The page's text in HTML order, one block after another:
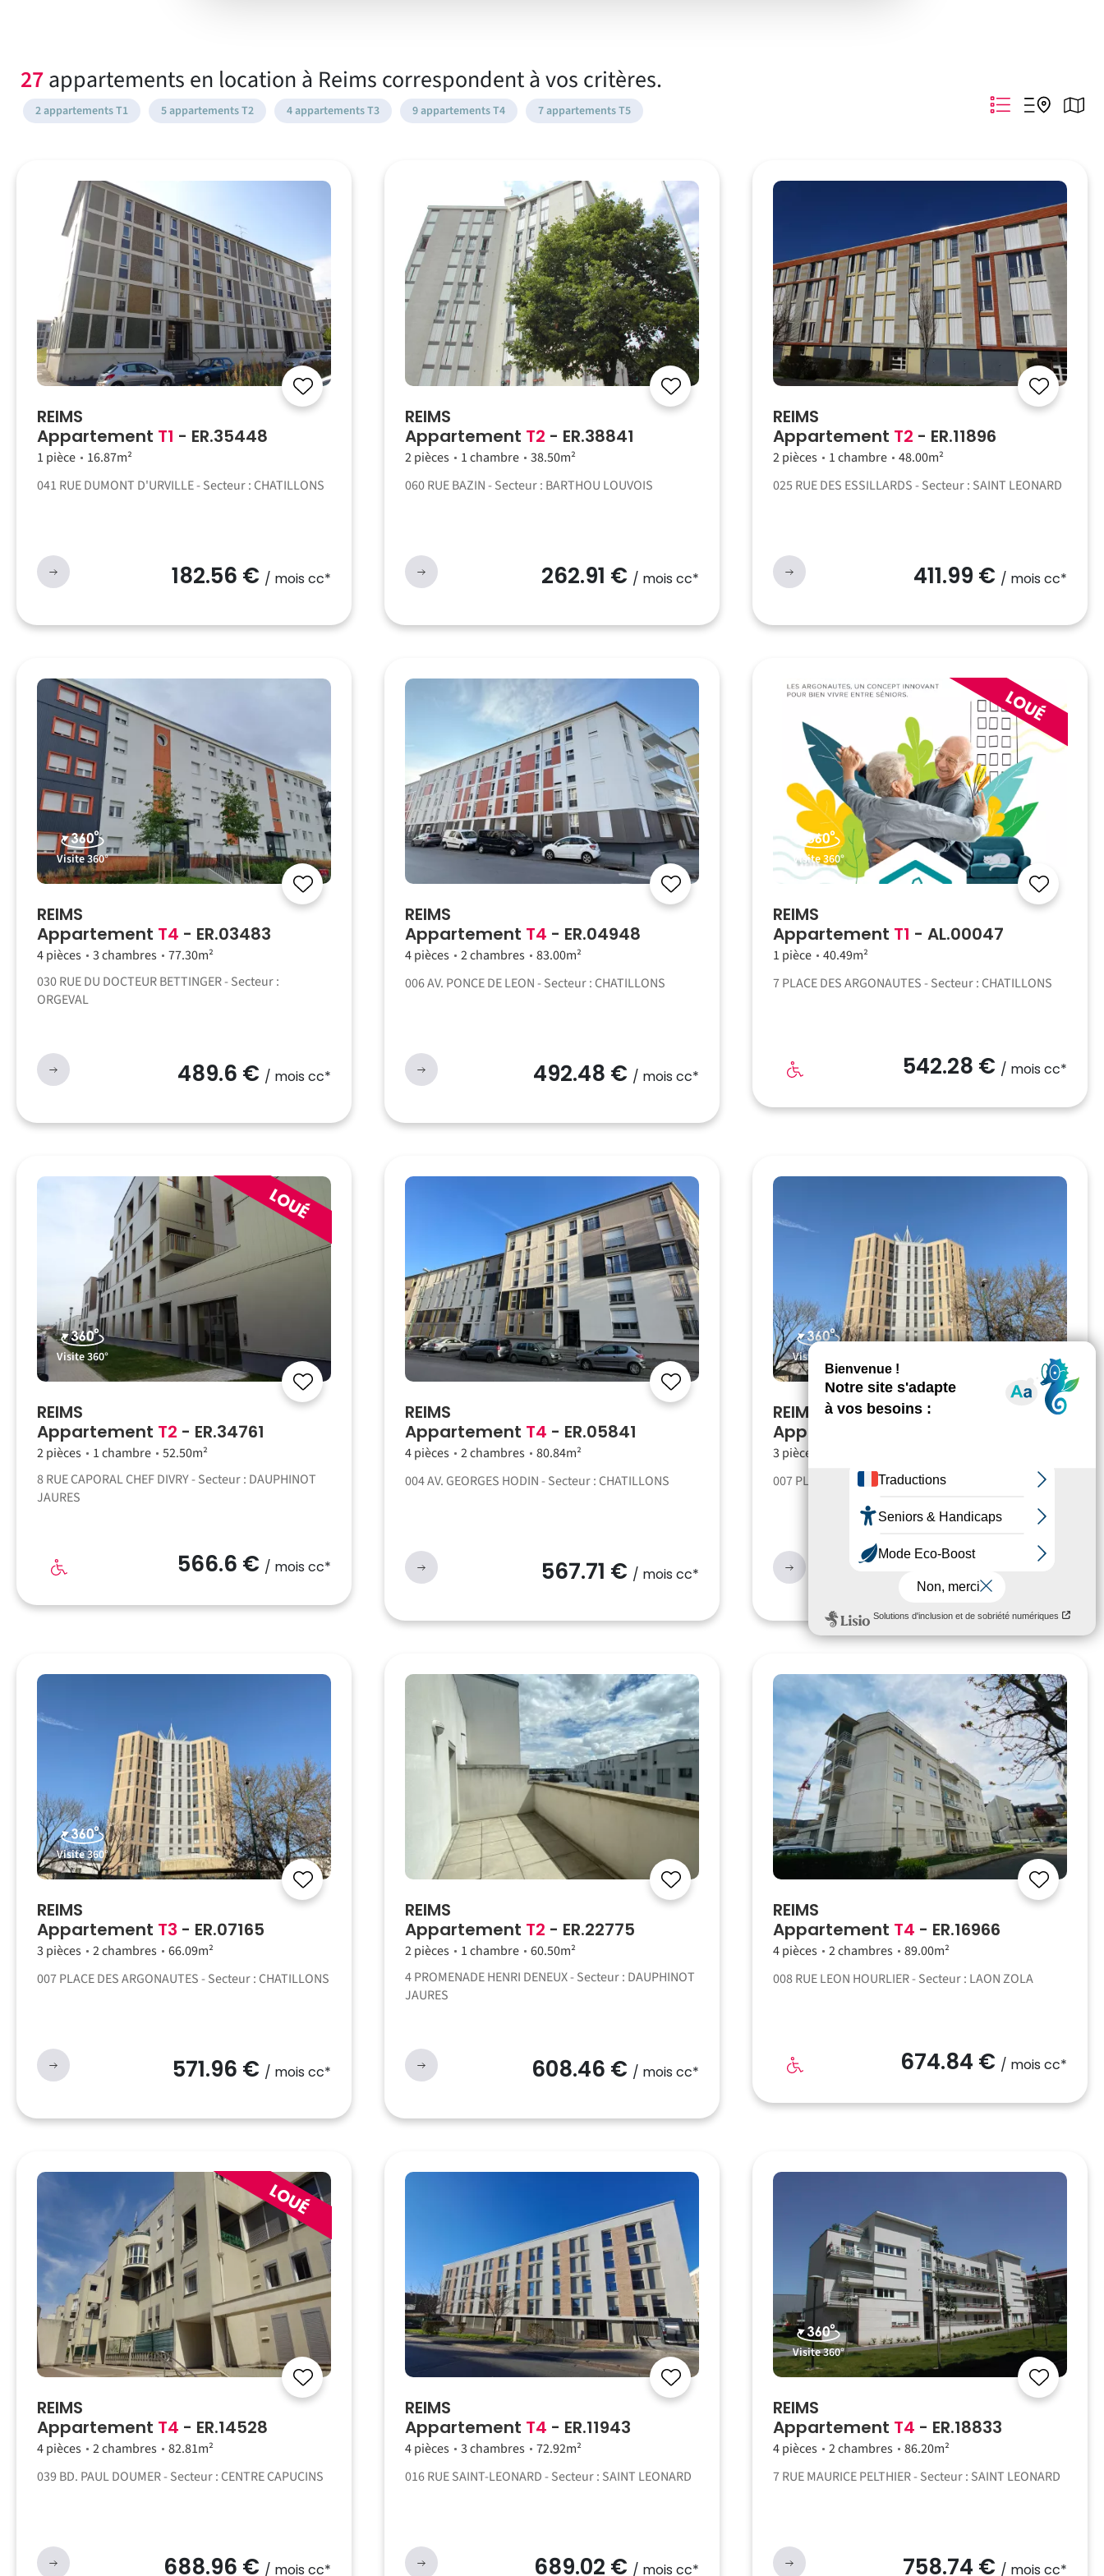
27appartements en location à Reims correspondent à vos critères.
2 appartements T1 5 appartements T2 4 appartements T3 9 appartements T4 7 appartements T5
REIMS
Appartement T1 - ER.35448
1 pièce
16.87m²
041 RUE DUMONT D'URVILLE - Secteur : CHATILLONS
182.56 € / mois cc*
REIMS
Appartement T2 - ER.38841
2 pièces 1 chambre
38.50m²
060 RUE BAZIN - Secteur : BARTHOU LOUVOIS
262.91 € / mois cc*
REIMS
Appartement T2 - ER.11896
2 pièces 1 chambre
48.00m²
025 RUE DES ESSILLARDS - Secteur : SAINT LEONARD
411.99 € / mois cc*
Visite 360°
REIMS
Appartement T4 - ER.03483
4 pièces 3 chambres
77.30m²
030 RUE DU DOCTEUR BETTINGER - Secteur :
ORGEVAL
489.6 € / mois cc*
REIMS
Appartement T4 - ER.04948
4 pièces 2 chambres
83.00m²
006 AV. PONCE DE LEON - Secteur : CHATILLONS
492.48 € / mois cc*
Visite 360°
REIMS
Appartement T1 - AL.00047
1 pièce
40.49m²
7 PLACE DES ARGONAUTES - Secteur : CHATILLONS
542.28 € / mois cc*
Visite 360°
REIMS
Appartement T2 - ER.34761
2 pièces 1 chambre
52.50m²
8 RUE CAPORAL CHEF DIVRY - Secteur : DAUPHINOT
JAURES
566.6 € / mois cc*
REIMS
Appartement T4 - ER.05841
4 pièces 2 chambres
80.84m²
004 AV. GEORGES HODIN - Secteur : CHATILLONS
567.71 € / mois cc*
Visite 360°
REIMS
Appartement
3 pièces
007 PLACE DES ARGONAUTES - Secteur : CHATILLONS
Visite 360°
REIMS
Appartement T3 - ER.07165
3 pièces 2 chambres
66.09m²
007 PLACE DES ARGONAUTES - Secteur : CHATILLONS
571.96 € / mois cc*
REIMS
Appartement T2 - ER.22775
2 pièces 1 chambre
60.50m²
4 PROMENADE HENRI DENEUX - Secteur : DAUPHINOT
JAURES
608.46 € / mois cc*
REIMS
Appartement T4 - ER.16966
4 pièces 2 chambres
89.00m²
008 RUE LEON HOURLIER - Secteur : LAON ZOLA
674.84 € / mois cc*
REIMS
Appartement T4 - ER.14528
4 pièces 2 chambres
82.81m²
039 BD. PAUL DOUMER - Secteur : CENTRE CAPUCINS
688.96 € / mois cc*
REIMS
Appartement T4 - ER.11943
4 pièces 3 chambres
72.92m²
016 RUE SAINT-LEONARD - Secteur : SAINT LEONARD
689.02 € / mois cc*
Visite 360°
REIMS
Appartement T4 - ER.18833
4 pièces 2 chambres
86.20m²
7 RUE MAURICE PELTHIER - Secteur : SAINT LEONARD
758.74 € / mois cc*